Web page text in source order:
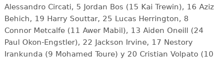
Alessandro Circati, 5 Jordan Bos (15 Kai Trewin), 16 Aziz
Behich, 19 Harry Souttar, 25 Lucas Herrington, 8
Connor Metcalfe (11 Awer Mabil), 13 Aiden Oneill (24
Paul Okon-Engstler), 22 Jackson Irvine, 17 Nestory
Irankunda (9 Mohamed Toure) y 20 Cristian Volpato (10